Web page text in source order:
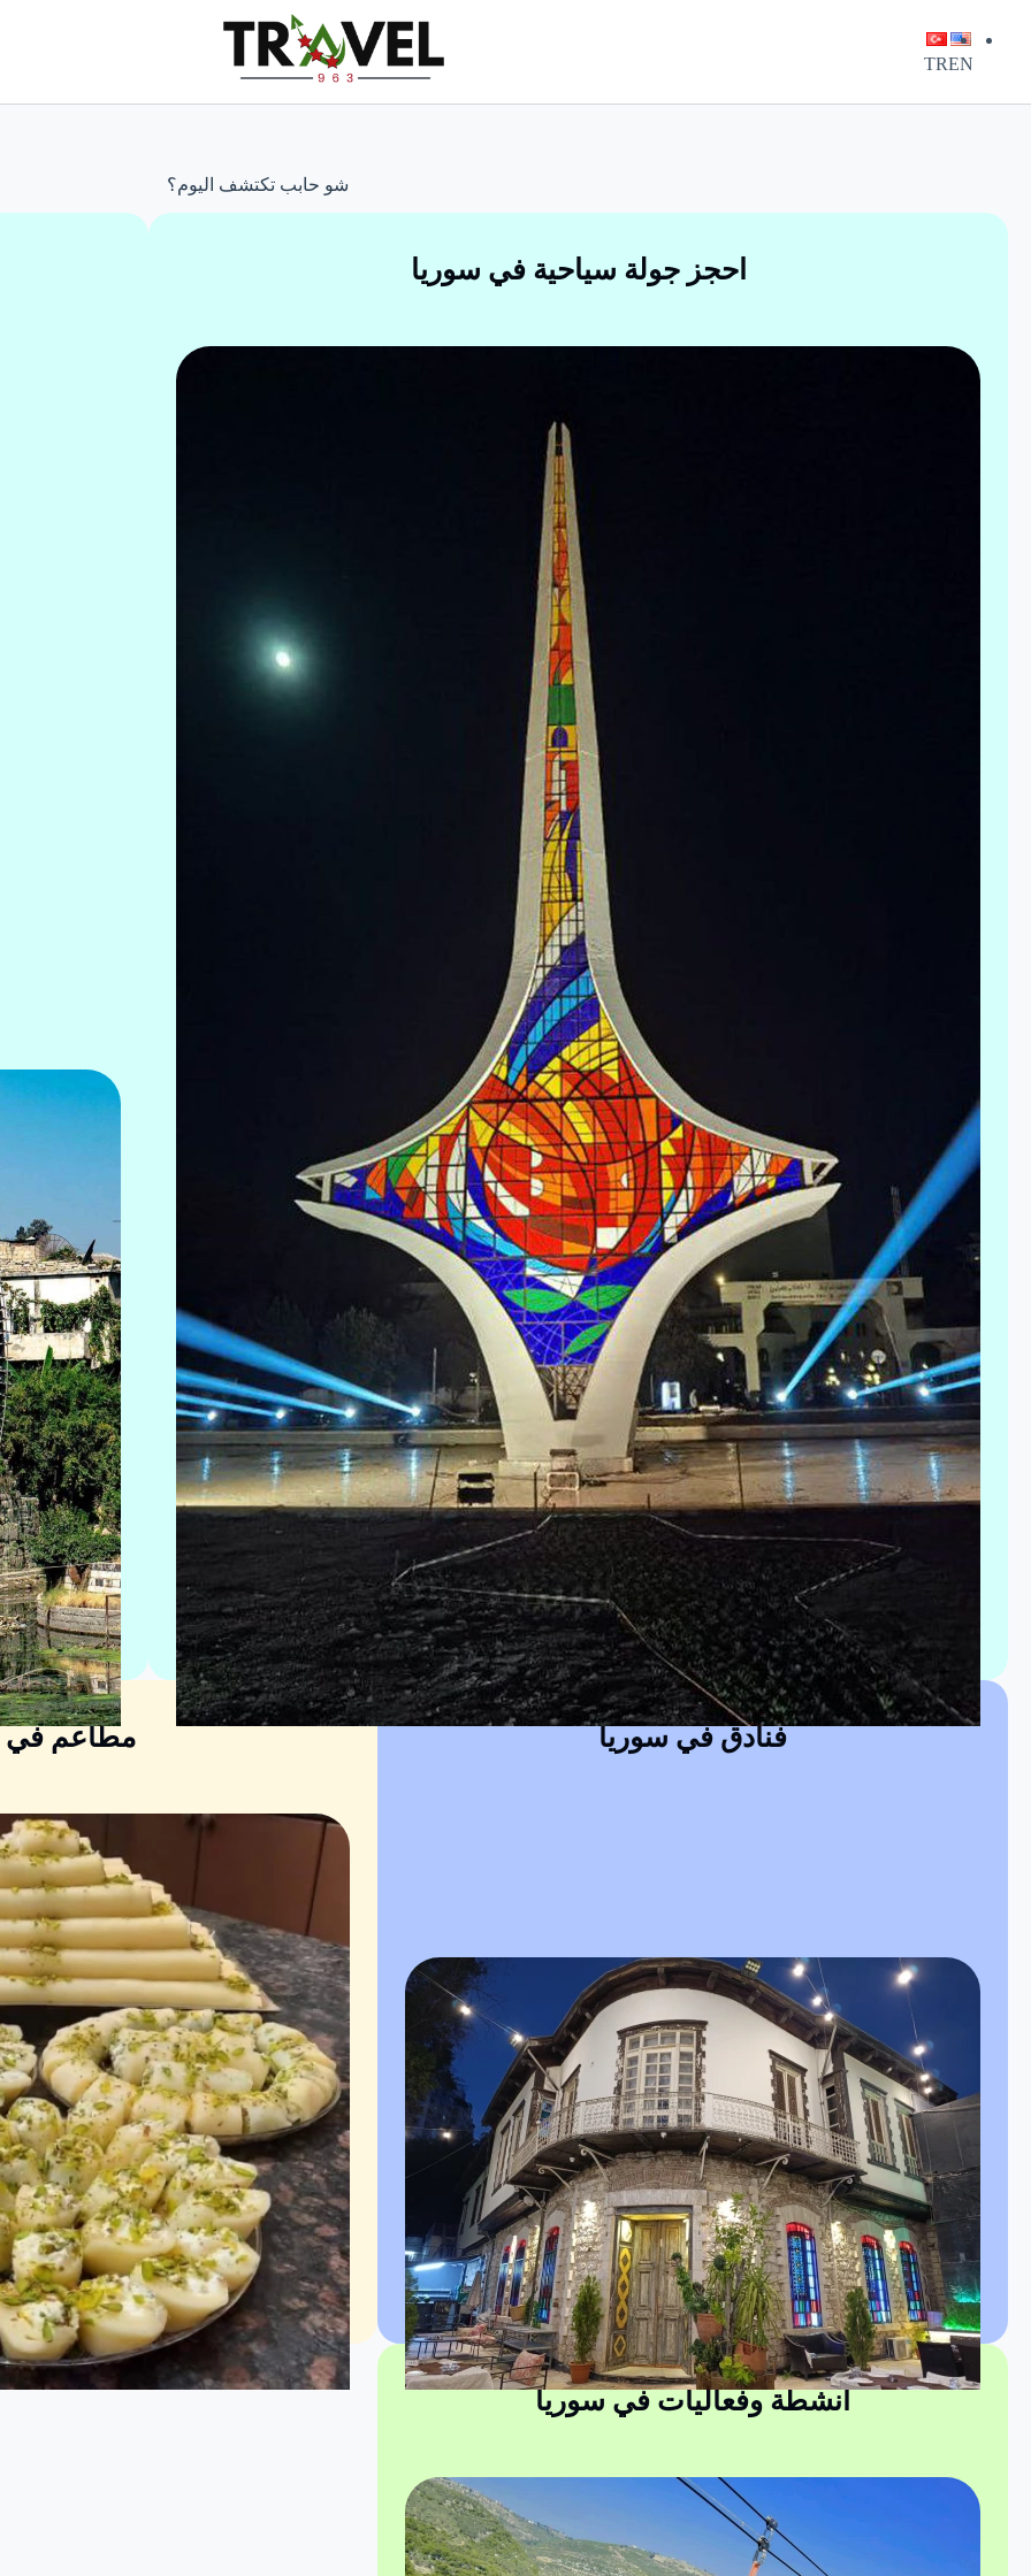
المحتوى
EN
TR
شو حابب تكتشف اليوم؟
احجز جولة سياحية في سوريا
فنادق في سوريا مطاعم في
أنشطة وفعاليات في سوريا